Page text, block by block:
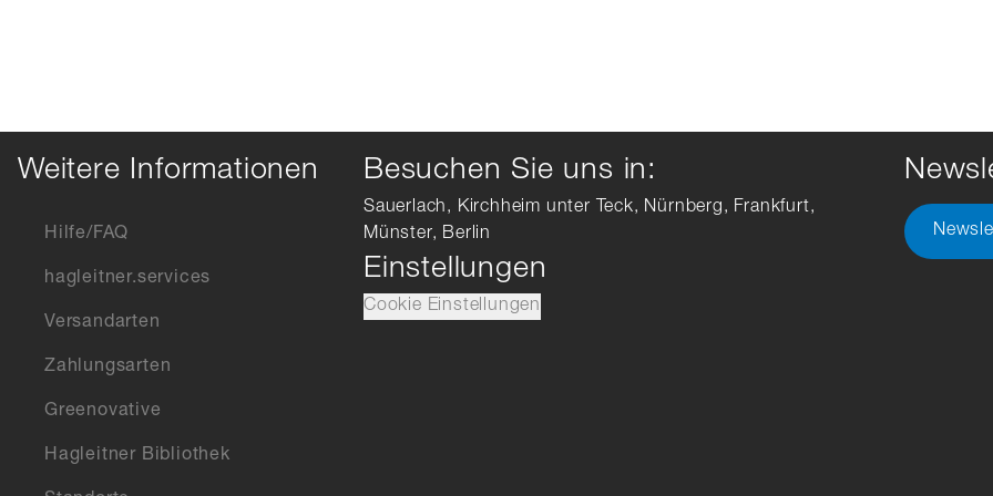
Weitere Informationen
Hilfe/FAQ
hagleitner.services
Versandarten
Zahlungsarten
Greenovative
Hagleitner Bibliothek
Besuchen Sie uns in:
Sauerlach, Kirchheim unter Teck, Nürnberg, Frankfurt,
Münster, Berlin
Einstellungen
Cookie Einstellungen